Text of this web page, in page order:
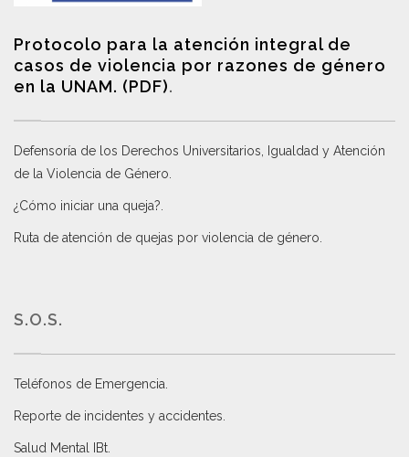
Protocolo para la atención integral de
casos de violencia por razones de género
en la UNAM. (PDF).
Defensoría de los Derechos Universitarios, Igualdad y Atención
de la Violencia de Género
¿Cómo iniciar una queja?
Ruta de atención de quejas por violencia de género
S.O.S.
Teléfonos de Emergencia.
Reporte de incidentes y accidentes
Salud Mental IBt